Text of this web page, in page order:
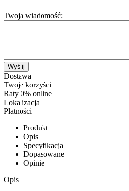
Twoja wiadomość:
Wyślij
Dostawa
Twoje korzyści
Raty 0% online
Lokalizacja
Płatności
Produkt
Opis
Specyfikacja
Dopasowane
Opinie
Opis